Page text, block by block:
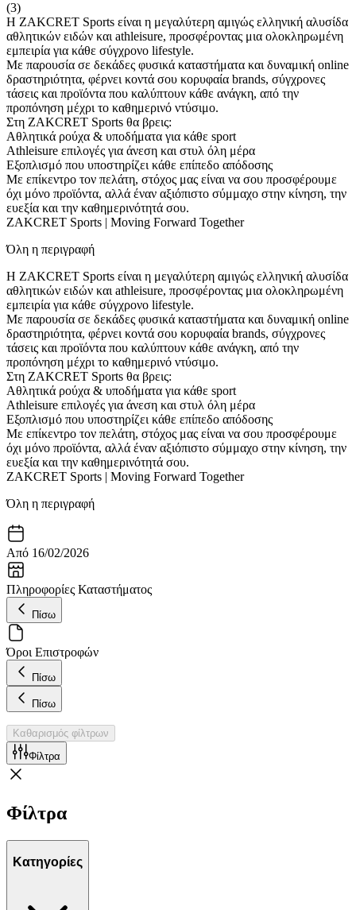
(3)
Η ZAKCRET Sports είναι η μεγαλύτερη αμιγώς ελληνική αλυσίδα
αθλητικών ειδών και athleisure, προσφέροντας μια ολοκληρωμένη
εμπειρία για κάθε σύγχρονο lifestyle.
Με παρουσία σε δεκάδες φυσικά καταστήματα και δυναμική online
δραστηριότητα, φέρνει κοντά σου κορυφαία brands, σύγχρονες
τάσεις και προϊόντα που καλύπτουν κάθε ανάγκη, από την
προπόνηση μέχρι το καθημερινό ντύσιμο.
Στη ZAKCRET Sports θα βρεις:
Αθλητικά ρούχα & υποδήματα για κάθε sport
Athleisure επιλογές για άνεση και στυλ όλη μέρα
Εξοπλισμό που υποστηρίζει κάθε επίπεδο απόδοσης
Με επίκεντρο τον πελάτη, στόχος μας είναι να σου προσφέρουμε
όχι μόνο προϊόντα, αλλά έναν αξιόπιστο σύμμαχο στην κίνηση, την
ευεξία και την καθημερινότητά σου.
ZAKCRET Sports | Moving Forward Together
Όλη η περιγραφή
Η ZAKCRET Sports είναι η μεγαλύτερη αμιγώς ελληνική αλυσίδα
αθλητικών ειδών και athleisure, προσφέροντας μια ολοκληρωμένη
εμπειρία για κάθε σύγχρονο lifestyle.
Με παρουσία σε δεκάδες φυσικά καταστήματα και δυναμική online
δραστηριότητα, φέρνει κοντά σου κορυφαία brands, σύγχρονες
τάσεις και προϊόντα που καλύπτουν κάθε ανάγκη, από την
προπόνηση μέχρι το καθημερινό ντύσιμο.
Στη ZAKCRET Sports θα βρεις:
Αθλητικά ρούχα & υποδήματα για κάθε sport
Athleisure επιλογές για άνεση και στυλ όλη μέρα
Εξοπλισμό που υποστηρίζει κάθε επίπεδο απόδοσης
Με επίκεντρο τον πελάτη, στόχος μας είναι να σου προσφέρουμε
όχι μόνο προϊόντα, αλλά έναν αξιόπιστο σύμμαχο στην κίνηση, την
ευεξία και την καθημερινότητά σου.
ZAKCRET Sports | Moving Forward Together
Όλη η περιγραφή
Από 16/02/2026
Πληροφορίες Καταστήματος
Πίσω
Όροι Επιστροφών
Πίσω
Πίσω
Καθαρισμός φίλτρων
Φίλτρα
Φίλτρα
Κατηγορίες